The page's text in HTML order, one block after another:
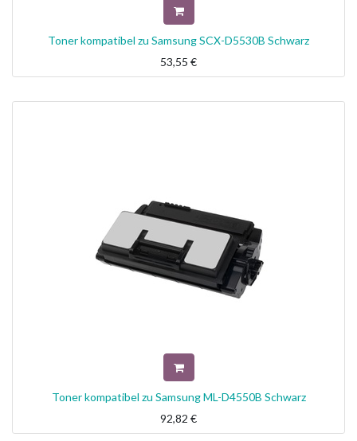
Toner kompatibel zu Samsung SCX-D5530B Schwarz
53,55 €
Toner kompatibel zu Samsung ML-D4550B Schwarz
92,82 €